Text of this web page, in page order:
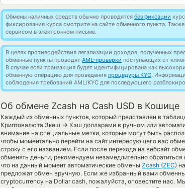
Обмены наличных средств обычно проводятся без фиксации
фиксирования курса смотрите на сайте обменного пункта.
сервисом в электронном письме.
В целях противодействия легализации доходов, полученных
обменные пункты проводят AML-проверки поступающих от
В случае если транзакция будет идентифицирована как
обменную операцию для проведения процедуры KYC.
соблюдения требований AML/KYC для последующего
Об обмене Zcash на Cash USD в Кошице
Каждый из обменных пунктов, который представлен в
Криптовалюта Зкеш → Кэш долларами в ручном или
внимание на специальные метки, которые могут быть
чтобы моментально перейти на сайт интересующего вас
строку с его названием. Если после перехода на вебсайт
обменять деньги, рекомендуем незамедлительно
что на данный момент автоматические обмены Zcash (ZEC) на
предложат обмен вручную. Если же избранный вами
cryptocurrency на Dollar cash, пожалуйста, оповестите нас.